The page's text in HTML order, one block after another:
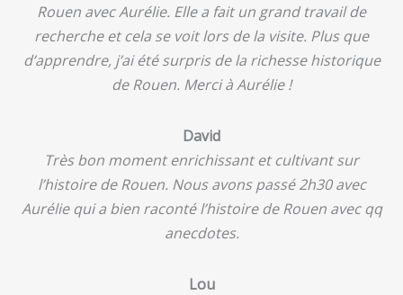
Rouen avec Aurélie. Elle a fait un grand travail de
recherche et cela se voit lors de la visite. Plus que
d’apprendre, j’ai été surpris de la richesse historique
de Rouen. Merci à Aurélie !
David
Très bon moment enrichissant et cultivant sur
l’histoire de Rouen. Nous avons passé 2h30 avec
Aurélie qui a bien raconté l’histoire de Rouen avec qq
anecdotes.
Lou